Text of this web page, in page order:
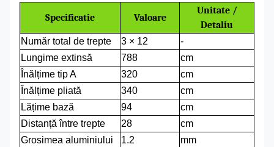
Specificatie Valoare
Unitate /
Detaliu
Număr total de trepte 3 × 12
-
Lungime extinsă
788
cm
Înălțime tip A
320
cm
Înălțime pliată
340
cm
Lățime bază
94
cm
Distanță între trepte
28
cm
Grosimea aluminiului
1.2
mm